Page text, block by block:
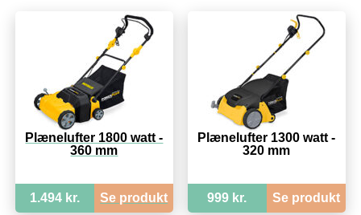
Plænelufter 1800 watt -
360 mm
1.494 kr. Se produkt
Plænelufter 1300 watt -
320 mm
999 kr. Se produkt